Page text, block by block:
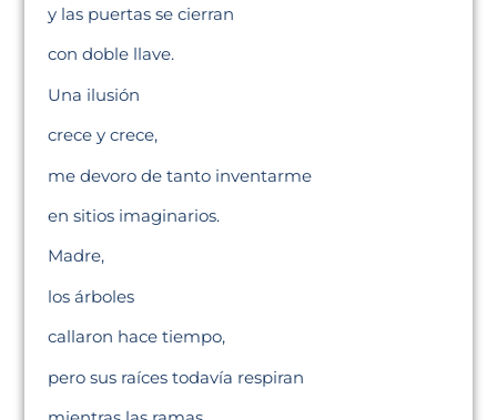
y las puertas se cierran
con doble llave.
Una ilusión
crece y crece,
me devoro de tanto inventarme
en sitios imaginarios.
Madre,
los árboles
callaron hace tiempo,
pero sus raíces todavía respiran